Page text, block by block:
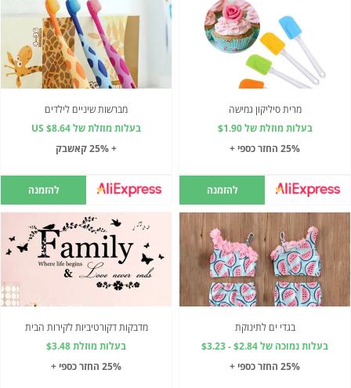
מרית סיליקון גמישה
בעלות מוזלת של $1.90
25% החזר כספי +
להזמנה
מברשות שיניים לילדים
בעלות מוזלת של US $8.64
+ 25% קאשבק
להזמנה
בגדי ים לתינוקת
בעלות נמוכה של $2.84 - $3.23
25% החזר כספי +
מדבקות דקורטיביות לקירות הבית
בעלות מוזלת $3.48
25% החזר כספי +